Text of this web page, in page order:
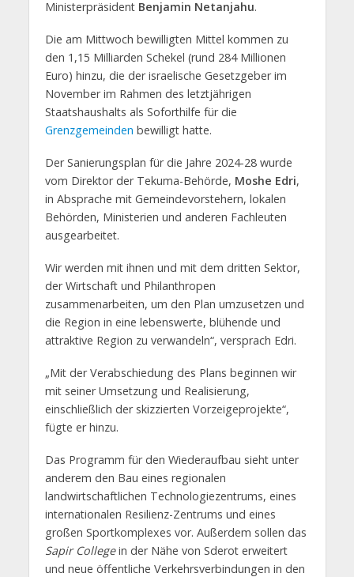
Ministerpräsident Benjamin Netanjahu.
Die am Mittwoch bewilligten Mittel kommen zu
den 1,15 Milliarden Schekel (rund 284 Millionen
Euro) hinzu, die der israelische Gesetzgeber im
November im Rahmen des letztjährigen
Staatshaushalts als Soforthilfe für die
Grenzgemeinden bewilligt hatte.
Der Sanierungsplan für die Jahre 2024-28 wurde
vom Direktor der Tekuma-Behörde, Moshe Edri,
in Absprache mit Gemeindevorstehern, lokalen
Behörden, Ministerien und anderen Fachleuten
ausgearbeitet.
Wir werden mit ihnen und mit dem dritten Sektor,
der Wirtschaft und Philanthropen
zusammenarbeiten, um den Plan umzusetzen und
die Region in eine lebenswerte, blühende und
attraktive Region zu verwandeln“, versprach Edri.
„Mit der Verabschiedung des Plans beginnen wir
mit seiner Umsetzung und Realisierung,
einschließlich der skizzierten Vorzeigeprojekte“,
fügte er hinzu.
Das Programm für den Wiederaufbau sieht unter
anderem den Bau eines regionalen
landwirtschaftlichen Technologiezentrums, eines
internationalen Resilienz-Zentrums und eines
großen Sportkomplexes vor. Außerdem sollen das
Sapir Collegein der Nähe von Sderot erweitert
und neue öffentliche Verkehrsverbindungen in den